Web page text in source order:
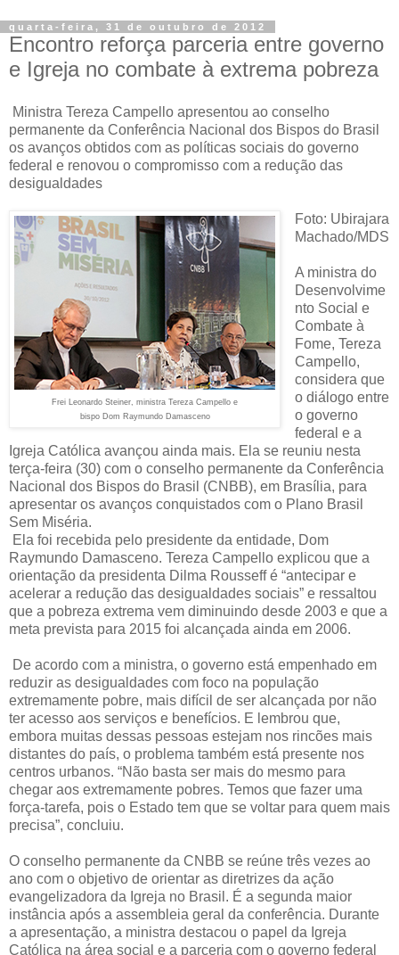
quarta-feira, 31 de outubro de 2012
Encontro reforça parceria entre governo
e Igreja no combate à extrema pobreza
Ministra Tereza Campello apresentou ao conselho
permanente da Conferência Nacional dos Bispos do Brasil
os avanços obtidos com as políticas sociais do governo
federal e renovou o compromisso com a redução das
desigualdades
Frei Leonardo Steiner, ministra Tereza Campello e
bispo Dom Raymundo Damasceno
Foto: Ubirajara
Machado/MDS
A ministra do
Desenvolvime
nto Social e
Combate à
Fome, Tereza
Campello,
considera que
o diálogo entre
o governo
federal e a
Igreja Católica avançou ainda mais. Ela se reuniu nesta
terça-feira (30) com o conselho permanente da Conferência
Nacional dos Bispos do Brasil (CNBB), em Brasília, para
apresentar os avanços conquistados com o Plano Brasil
Sem Miséria.
Ela foi recebida pelo presidente da entidade, Dom
Raymundo Damasceno. Tereza Campello explicou que a
orientação da presidenta Dilma Rousseff é “antecipar e
acelerar a redução das desigualdades sociais” e ressaltou
que a pobreza extrema vem diminuindo desde 2003 e que a
meta prevista para 2015 foi alcançada ainda em 2006.
De acordo com a ministra, o governo está empenhado em
reduzir as desigualdades com foco na população
extremamente pobre, mais difícil de ser alcançada por não
ter acesso aos serviços e benefícios. E lembrou que,
embora muitas dessas pessoas estejam nos rincões mais
distantes do país, o problema também está presente nos
centros urbanos. “Não basta ser mais do mesmo para
chegar aos extremamente pobres. Temos que fazer uma
força-tarefa, pois o Estado tem que se voltar para quem mais
precisa”, concluiu.
O conselho permanente da CNBB se reúne três vezes ao
ano com o objetivo de orientar as diretrizes da ação
evangelizadora da Igreja no Brasil. É a segunda maior
instância após a assembleia geral da conferência. Durante
a apresentação, a ministra destacou o papel da Igreja
Católica na área social e a parceria com o governo federal